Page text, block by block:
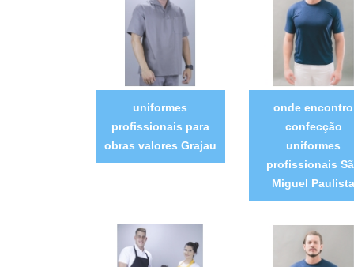
uniformes
profissionais para
obras valores Grajau
onde encontro
confecção
uniformes
profissionais
Miguel Paulista